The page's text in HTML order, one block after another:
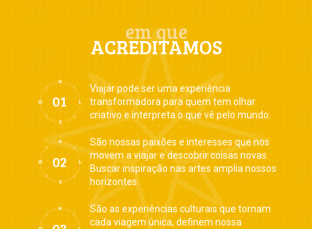
em que
ACREDITAMOS
Viajar pode ser uma experiência
transformadora para quem tem olhar
criativo e interpreta o que vê pelo mundo.
São nossas paixões e interesses que nos
movem a viajar e descobrir coisas novas.
Buscar inspiração nas artes amplia nossos
horizontes.
São as experiências culturais que tornam
cada viagem única, definem nossa